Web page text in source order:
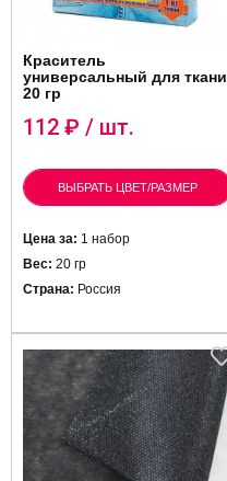
Краситель
универсальный для ткани
20 гр
112 ₽ / шт.
ВЫБРАТЬ ЦВЕТ/РАЗМЕР
Цена за: 1 набор
Вес: 20 гр
Страна: Россия